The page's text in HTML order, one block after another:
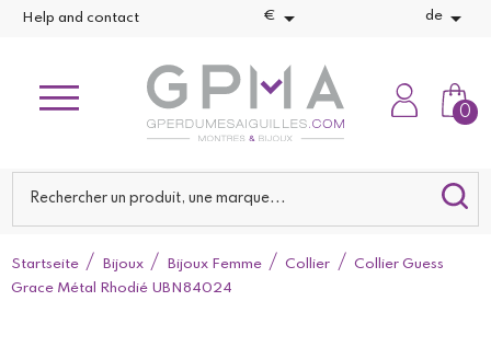
Help and contact €  de 
0
Startseite Bijoux Bijoux Femme Collier
Collier Guess
Grace Métal Rhodié UBN84024